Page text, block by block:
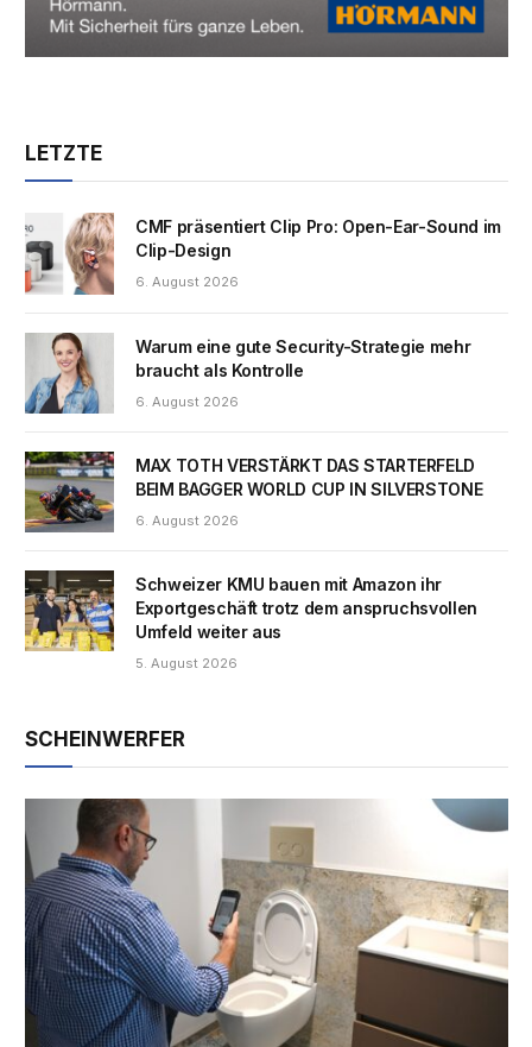
LETZTE
CMF präsentiert Clip Pro: Open-Ear-Sound im
Clip-Design
6. August 2026
Warum eine gute Security-Strategie mehr
braucht als Kontrolle
6. August 2026
MAX TOTH VERSTÄRKT DAS STARTERFELD
BEIM BAGGER WORLD CUP IN SILVERSTONE
6. August 2026
Schweizer KMU bauen mit Amazon ihr
Exportgeschäft trotz dem anspruchsvollen
Umfeld weiter aus
5. August 2026
SCHEINWERFER